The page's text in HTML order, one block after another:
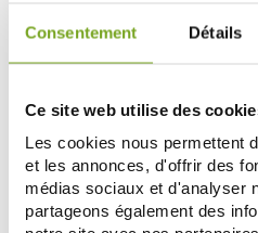
Consentement Détails
Ce site web utilise des
Les cookies nous permettent
et les annonces, d'offrir des
médias sociaux et d'analyser
partageons également des
CATTIER SHAMPOOING COULEUR
250ML
4,83 €
ДОБАВИТЬ В КОРЗИНУ
-15%